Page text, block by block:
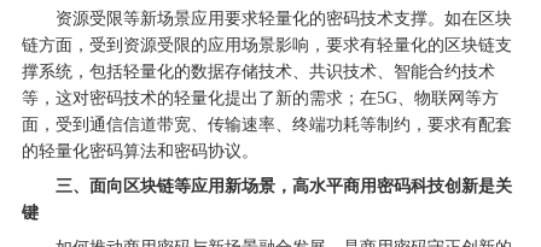
资源受限等新场景应用要求轻量化的密码技术支撑。如在区块
链方面，受到资源受限的应用场景影响，要求有轻量化的区块链支
撑系统，包括轻量化的数据存储技术、共识技术、智能合约技术
等，这对密码技术的轻量化提出了新的需求；在5G、物联网等方
面，受到通信信道带宽、传输速率、终端功耗等制约，要求有配套
的轻量化密码算法和密码协议。
三、面向区块链等应用新场景，高水平商用密码科技创新是关
键